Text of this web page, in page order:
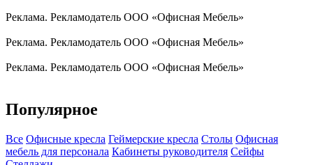
Реклама. Рекламодатель ООО «Офисная Мебель»
Реклама. Рекламодатель ООО «Офисная Мебель»
Реклама. Рекламодатель ООО «Офисная Мебель»
Популярное
Все Офисные кресла Геймерские кресла Столы Офисная
мебель для персонала Кабинеты руководителя Сейфы